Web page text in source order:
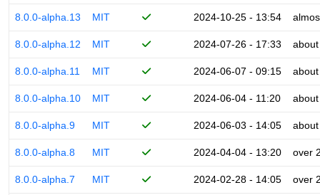
8.0.0-alpha.13 MIT 2024-10-25 - 13:54
8.0.0-alpha.12 MIT 2024-07-26 - 17:33
8.0.0-alpha.11 MIT 2024-06-07 - 09:15
8.0.0-alpha.10 MIT 2024-06-04 - 11:20
8.0.0-alpha.9 MIT 2024-06-03 - 14:05
8.0.0-alpha.8 MIT 2024-04-04 - 13:20 over
8.0.0-alpha.7 MIT 2024-02-28 - 14:05 over